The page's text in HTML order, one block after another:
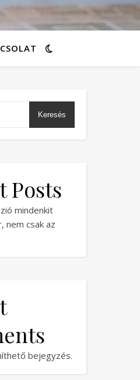
Keresés
Posts
mindenkit
nem csak az
bejegyzés.